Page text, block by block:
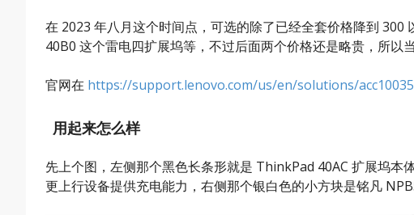
在 2023 年八月这个时间点，可选的除了已经全套价格降到 300
40B0 这个雷电四扩展坞等，不过后面两个价格还是略贵，所以
官网在 https://support.lenovo.com/us/en/solutions/
用起来怎么样
先上个图，左侧那个黑色长条形就是 ThinkPad 40AC 扩展坞
更上行设备提供充电能力，右侧那个银白色的小方块是铭凡